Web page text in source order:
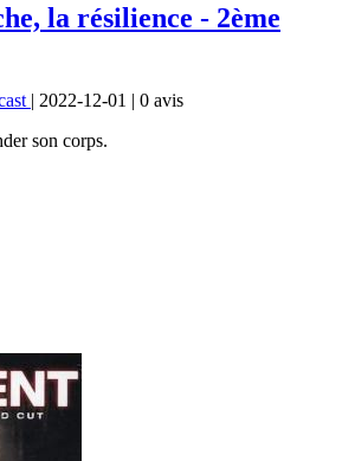
la résilience - 2ème
| 2022-12-01 | 0 avis
son corps.